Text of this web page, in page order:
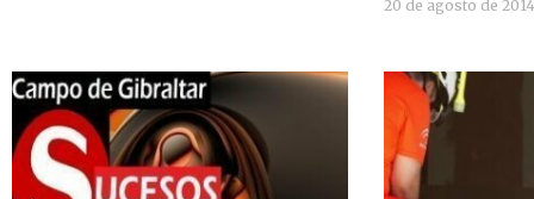
20 de agosto de